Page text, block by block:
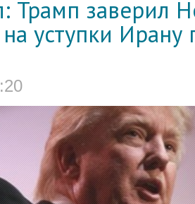
Трамп заверил
уступки